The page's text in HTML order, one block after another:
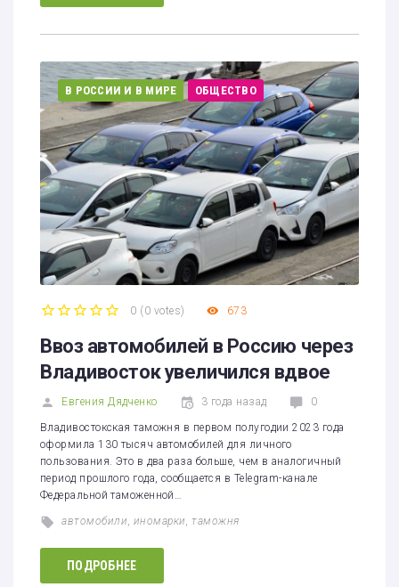
В РОССИИ И В МИРЕ ОБЩЕСТВО
0 ( 0 votes) 673
Ввоз автомобилей в Россию через
Владивосток увеличился вдвое
Евгения Дядченко 3 года назад 0
Владивостокская таможня в первом полугодии 2023 года
оформила 130 тысяч автомобилей для личного
пользования. Это в два раза больше, чем в аналогичный
период прошлого года, сообщается в Telegram-канале
Федеральной таможенной…
автомобили, иномарки,таможня
ПОДРОБНЕЕ